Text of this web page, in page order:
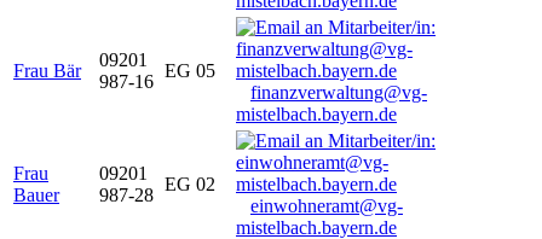
Frau Bär
09201
987-16
EG 05
finanzverwaltung@vg-
mistelbach.bayern.de
Frau
Bauer
09201
987-28
EG 02
einwohneramt@vg-
mistelbach.bayern.de